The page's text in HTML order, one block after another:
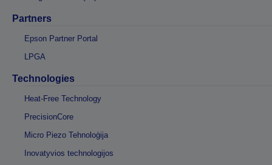
Partners
Epson Partner Portal
LPGA
Technologies
Heat-Free Technology
PrecisionCore
Micro Piezo Tehnoloģija
Inovatyvios technologijos